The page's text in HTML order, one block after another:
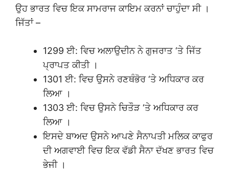
ਉਹ ਭਾਰਤ ਵਿਚ ਇਕ ਸਾਮਰਾਜ ਕਾਇਮ ਕਰਨਾਂ ਚਾਹੁੰਦਾ ਸੀ ।
ਜਿੱਤਾਂ –
1299 ਈ: ਵਿਚ ਅਲਾਉਦੀਨ ਨੇ ਗੁਜਰਾਤ ‘ਤੇ ਜਿੱਤ
ਪ੍ਰਾਪਤ ਕੀਤੀ ।
1301 ਈ: ਵਿਚ ਉਸਨੇ ਰਣਥੰਭੋਰ ‘ਤੇ ਅਧਿਕਾਰ ਕਰ
ਲਿਆ ।
1303 ਈ: ਵਿਚ ਉਸਨੇ ਚਿਤੌੜ ‘ਤੇ ਅਧਿਕਾਰ ਕਰ
ਲਿਆ ।
ਇਸਦੇ ਬਾਅਦ ਉਸਨੇ ਆਪਣੇ ਸੈਨਾਪਤੀ ਮਲਿਕ ਕਾਫੁਰ
ਦੀ ਅਗਵਾਈ ਵਿਚ ਇਕ ਵੱਡੀ ਸੈਨਾ ਦੱਖਣ ਭਾਰਤ ਵਿਚ
ਭੇਜੀ ।